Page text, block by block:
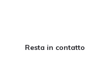
Resta in contatto